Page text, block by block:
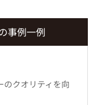
事例一例
のクオリティを向